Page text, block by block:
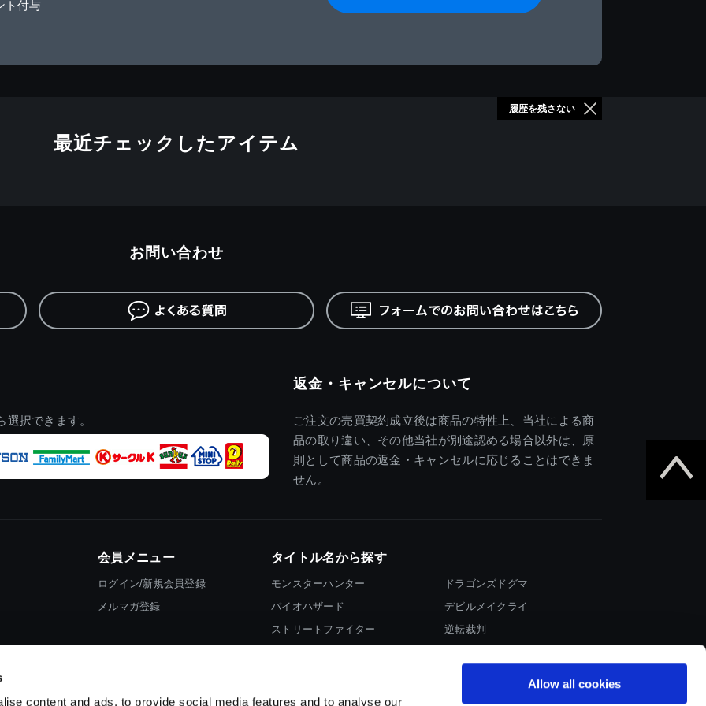
content and ads, to provide social media features and to analyse our
Allow all cookies
ト付与
最近チェックしたアイテム
履歴を残さない
択できます。
返金・キャンセルについて
ご注文の売買契約成立後は商品の特性上、当社による商
品の取り違い、その他当社が別途認める場合以外は、原
則として商品の返金・キャンセルに応じることはできま
せん。
お問い合わせ
会員メニュー
ログイン/新規会員登録
メルマガ登録
タイトル名から探す
モンスターハンター
バイオハザード
ストリートファイター
ドラゴンズドグマ
デビルメイクライ
逆転裁判